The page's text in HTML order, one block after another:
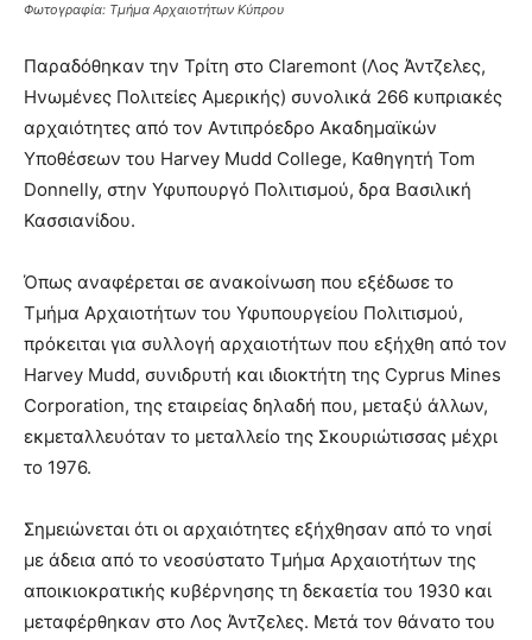
Φωτογραφία: Τμήμα Αρχαιοτήτων Κύπρου
Παραδόθηκαν την Τρίτη στο Claremont (Λος Άντζελες,
Ηνωμένες Πολιτείες Αμερικής) συνολικά 266 κυπριακές
αρχαιότητες από τον Αντιπρόεδρο Ακαδημαϊκών
Υποθέσεων του Harvey Mudd College, Καθηγητή Tom
Donnelly, στην Υφυπουργό Πολιτισμού, δρα Βασιλική
Κασσιανίδου.
Όπως αναφέρεται σε ανακοίνωση που εξέδωσε το
Τμήμα Αρχαιοτήτων του Υφυπουργείου Πολιτισμού,
πρόκειται για συλλογή αρχαιοτήτων που εξήχθη από τον
Harvey Mudd, συνιδρυτή και ιδιοκτήτη της Cyprus Mines
Corporation, της εταιρείας δηλαδή που, μεταξύ άλλων,
εκμεταλλευόταν το μεταλλείο της Σκουριώτισσας μέχρι
το 1976.
Σημειώνεται ότι οι αρχαιότητες εξήχθησαν από το νησί
με άδεια από το νεοσύστατο Τμήμα Αρχαιοτήτων της
αποικιοκρατικής κυβέρνησης τη δεκαετία του 1930 και
μεταφέρθηκαν στο Λος Άντζελες. Μετά τον θάνατο του